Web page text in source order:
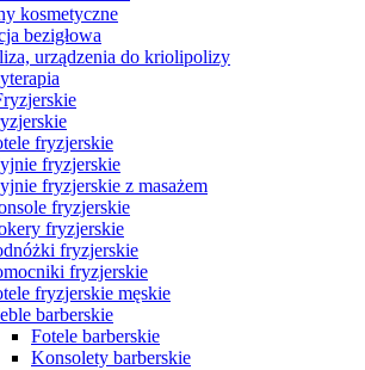
kosmetyczne
bezigłowa
urządzenia do kriolipolizy
fryzjerskie
fryzjerskie
fryzjerskie z masażem
fryzjerskie
fryzjerskie
fryzjerskie
fryzjerskie
fryzjerskie męskie
barberskie
Fotele barberskie
Konsolety barberskie